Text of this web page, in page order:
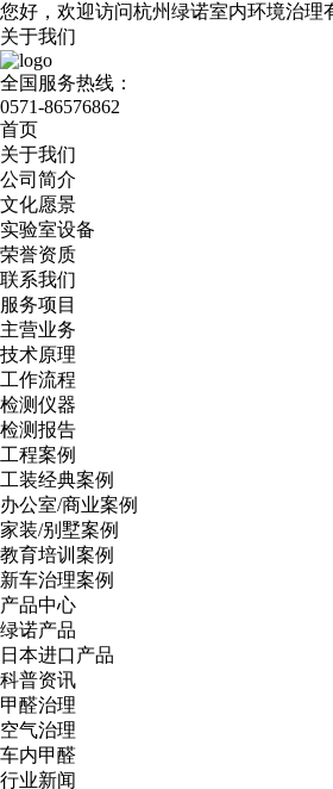
您好，欢迎访问杭州绿诺室内环境治理
关于我们
全国服务热线：
0571-86576862
首页
关于我们
公司简介
文化愿景
实验室设备
荣誉资质
联系我们
服务项目
主营业务
技术原理
工作流程
检测仪器
检测报告
工程案例
工装经典案例
办公室/商业案例
家装/别墅案例
教育培训案例
新车治理案例
产品中心
绿诺产品
日本进口产品
科普资讯
甲醛治理
空气治理
车内甲醛
行业新闻